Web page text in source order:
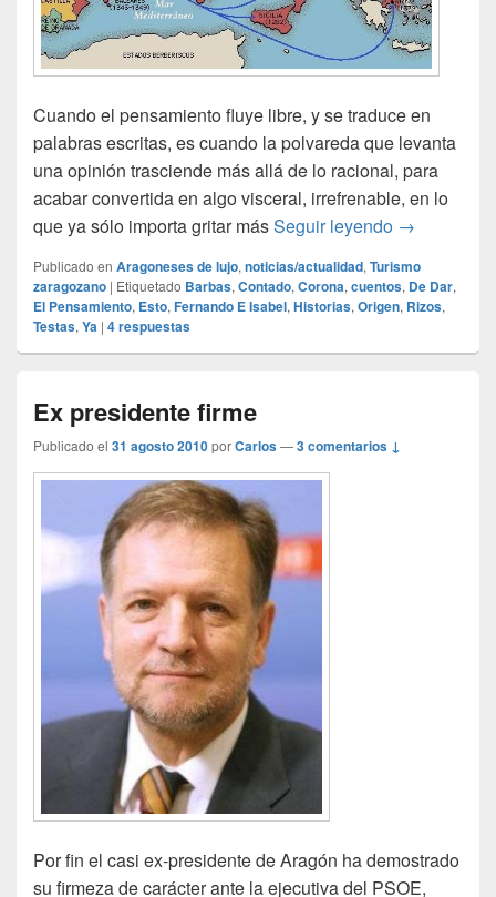
Cuando el pensamiento fluye libre, y se traduce en
palabras escritas, es cuando la polvareda que levanta
una opinión trasciende más allá de lo racional, para
acabar convertida en algo visceral, irrefrenable, en lo
que ya sólo importa gritar másSeguir leyendo Testas
→
Publicado en Aragoneses de lujo,noticias/actualidad,Turismo
zaragozano | Etiquetado Barbas,Contado,Corona,cuentos, De Dar,
El Pensamiento, Esto,Fernando E Isabel,Historias,Origen, Rizos,
Testas,Ya | 4respuestas
Ex presidente firme
Publicado el 31 agosto 2010porCarlos—3 comentarios ↓
Por fin el casi ex-presidente de Aragón ha demostrado
su firmeza de carácter ante la ejecutiva del PSOE,